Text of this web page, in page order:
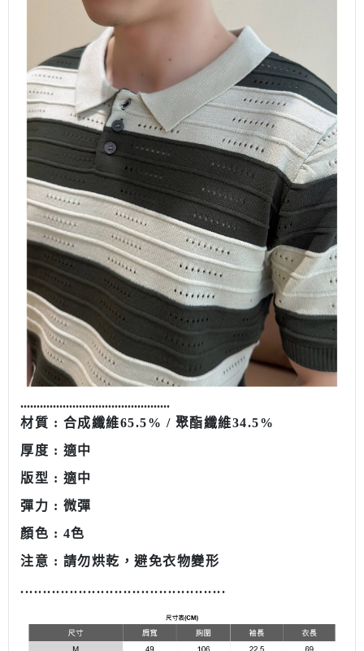
..............................................
材質 : 合成纖維65.5% / 聚酯纖維34.5%
厚度 : 適中
版型 : 適中
彈力 : 微彈
顏色 : 4色
注意 : 請勿烘乾，避免衣物變形
..............................................